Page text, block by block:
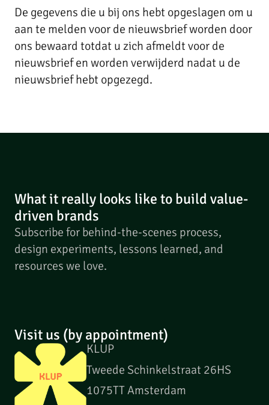
De gegevens die u bij ons hebt opgeslagen om u
aan te melden voor de nieuwsbrief worden door
ons bewaard totdat u zich afmeldt voor de
nieuwsbrief en worden verwijderd nadat u de
nieuwsbrief hebt opgezegd.
What it really looks like to build value-
driven brands
Subscribe for behind-the-scenes process,
design experiments, lessons learned, and
resources we love.
Visit us (by appointment)
KLUP
Tweede Schinkelstraat 26HS
1075TT Amsterdam